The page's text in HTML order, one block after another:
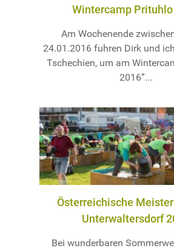
Wintercamp
Am Wochenende
24.01.2016 fuhren Dirk und
Tschechien, um am
2016”...
Österreichische
Unterwaltersdorf
Bei wunderbaren